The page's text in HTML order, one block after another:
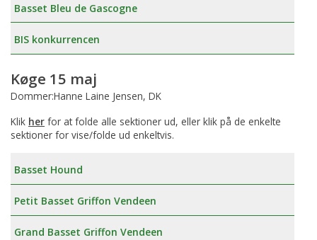
Basset Bleu de Gascogne
BIS konkurrencen
Køge 15 maj
Dommer:Hanne Laine Jensen, DK
Klik her for at folde alle sektioner ud, eller klik på de enkelte
sektioner for vise/folde ud enkeltvis.
Basset Hound
Petit Basset Griffon Vendeen
Grand Basset Griffon Vendeen